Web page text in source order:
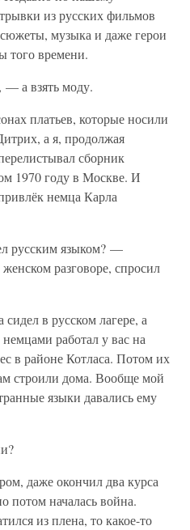
из русских фильмов
музыка и даже герои
того времени.
а взять моду.
платьев, которые носили
а я, продолжая
сборник
1970 году в Москве. И
немца Карла
русским языком? —
разговоре, спросил
в русском лагере, а
работал у вас на
в районе Котласа. Потом их
строили дома. Вообще мой
языки давались ему
даже окончил два курса
потом началась война.
из плена, то какое-то